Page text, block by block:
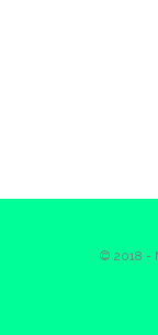
© 2018 -